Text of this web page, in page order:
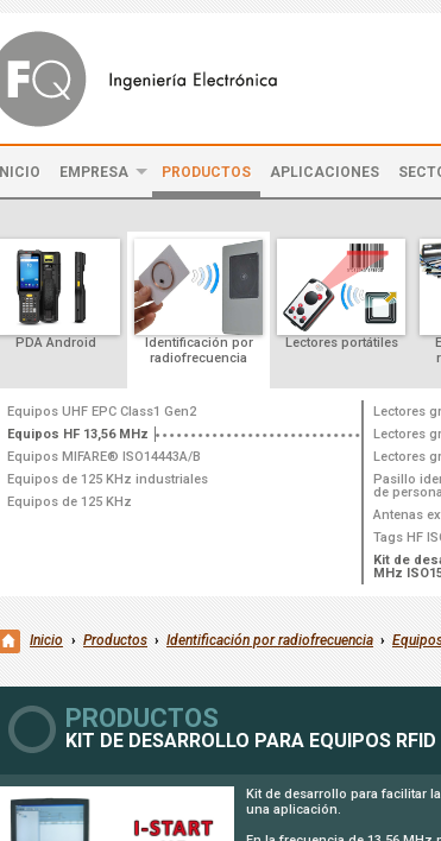
INICIO EMPRESA PRODUCTOS APLICACIONES
PDA Android
Identificación por
radiofrecuencia
Lectores portátiles
Equipos UHF EPC Class1 Gen2
Equipos HF 13,56 MHz
Equipos MIFARE® ISO14443A/B
Equipos de 125 KHz industriales
Equipos de 125 KHz
Lectores
Lectores
Lectores
Pasillo
de
Antenas
Tags HF
Kit de
MHz
Inicio › Productos › Identificación por radiofrecuencia ›
PRODUCTOS
KIT DE DESARROLLO PARA EQUIPOS
Kit de desarrollo para facilitar
una aplicación.